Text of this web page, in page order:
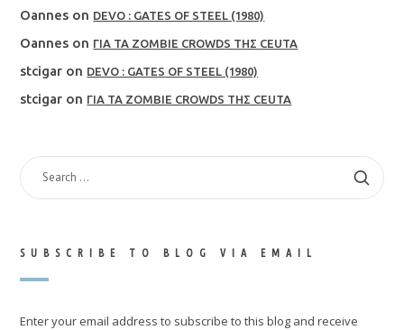
Oannes on DEVO : GATES OF STEEL (1980)
Oannes on ΓΙΑ ΤΑ ZOMBIE CROWDS ΤΗΣ CEUTA
stcigar on DEVO : GATES OF STEEL (1980)
stcigar on ΓΙΑ ΤΑ ZOMBIE CROWDS ΤΗΣ CEUTA
SEARCH
FOR:
SUBSCRIBE TO BLOG VIA EMAIL
Enter your email address to subscribe to this blog and receive